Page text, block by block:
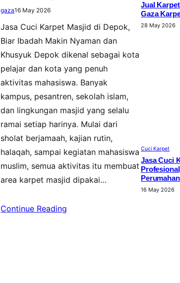
gaza16 May 2026
Jasa Cuci Karpet Masjid di Depok,
Biar Ibadah Makin Nyaman dan
Khusyuk Depok dikenal sebagai kota
pelajar dan kota yang penuh
aktivitas mahasiswa. Banyak
kampus, pesantren, sekolah islam,
dan lingkungan masjid yang selalu
ramai setiap harinya. Mulai dari
sholat berjamaah, kajian rutin,
halaqah, sampai kegiatan mahasiswa
muslim, semua aktivitas itu membuat
area karpet masjid dipakai…
Continue Reading
Jual
Gaza
28 May 2026
Cuci Karpet
Jasa Cuci
16 May 2026